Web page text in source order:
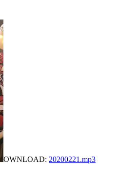
OWNLOAD: 20200221 .mp3